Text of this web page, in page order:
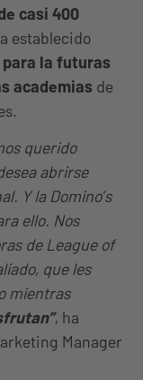
casi 400
establecido
la futuras
academias de
querido
abrirse
Y la Domino’s
ello. Nos
de League of
que les
mientras
, ha
Manager